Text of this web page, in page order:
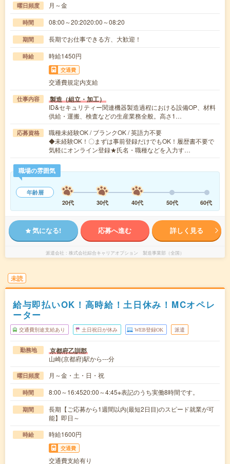
曜日頻度 月～金
時間 08:00～20:2020:00～08:20
期間 長期でお仕事できる方、大歓迎！
時給 時給1450円
交通費
交通費規定内支給
仕事内容 製造（組立・加工）
ID&セキュリティー関連機器製造過程における設備OP、材料
供給・運搬、検査などの生産業務全般。高さ1…
応募資格
職種未経験OK / ブランクOK / 英語力不要
◆未経験OK！〇まずは事前登録だけでもOK！履歴書不要で
気軽にオンライン登録★氏名・職種などを入力す…
職場の雰囲気
年齢層
20代
30代 40代 50代 60代
気になる! 応募へ進む 詳しく見る
派遣会社 株式会社綜合キャリアオプション 製造事業部（全国）
未読
給与即払いOK！高時給！土日休み！MCオペレ
ーター
交通費別途支給あり 土日祝日が休み WEB登録OK 派遣
勤務地 京都府乙訓郡
山崎(京都府)駅から---分
曜日頻度 月～金・土・日・祝
時間 8:00～16:4520:00～4:45※表記のうち実働8時間です。
期間
長期【ご応募から1週間以内(最短2日目)のスピード就業が可
能】即日～
時給 時給1600円
交通費
交通費支給有り